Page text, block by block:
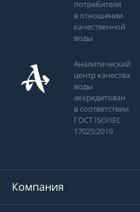
потребителя
в отношении
качественной
воды
Аналитический
центр качества
воды
аккредитован
в соответствии
ГОСТ ISO/IEC
17025:2019
Компания